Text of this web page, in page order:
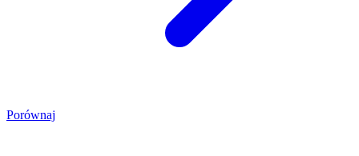
Porównaj